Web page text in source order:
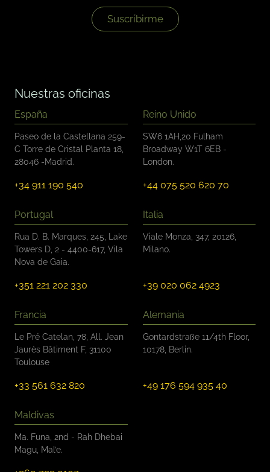
e
r
i
f
i
c
a
i
n
*
Suscríbirme
Nuestras oficinas
España
Paseo de la Castellana 259-
C Torre de Cristal Planta 18,
28046 -Madrid.
+34 911 190 540
Reino Unido
SW6 1AH,20 Fulham
Broadway W1T 6EB -
London.
+44 075 520 620 70
Portugal
Rua D. B. Marques, 245, Lake
Towers D, 2 - 4400-617, Vila
Nova de Gaia.
+351 221 202 330
Italia
Viale Monza, 347, 20126,
Milano.
+39 020 062 4923
Francia
Le Pré Catelan, 78, All. Jean
Jaurès Bâtiment F, 31100
Toulouse
+33 561 632 820
Alemania
Gontardstraße 11/4th Floor,
10178, Berlin.
+49 176 594 935 40
Maldivas
Ma. Funa, 2nd - Rah Dhebai
Magu, Mal’e.